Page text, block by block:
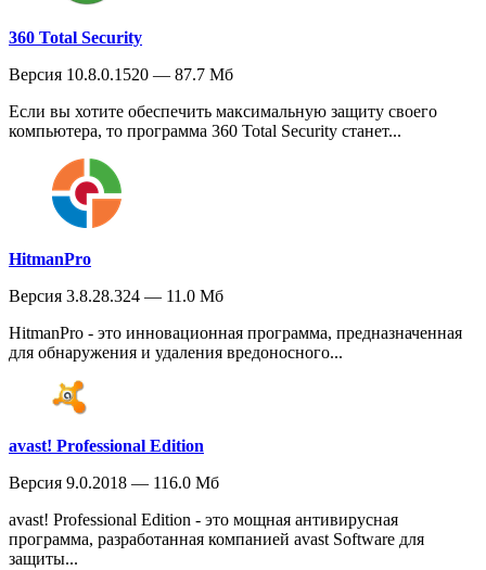
360 Total Security
Версия 10.8.0.1520 — 87.7 Мб
Если вы хотите обеспечить максимальную защиту своего
компьютера, то программа 360 Total Security станет...
HitmanPro
Версия 3.8.28.324 — 11.0 Мб
HitmanPro - это инновационная программа, предназначенная
для обнаружения и удаления вредоносного...
avast! Professional Edition
Версия 9.0.2018 — 116.0 Мб
avast! Professional Edition - это мощная антивирусная
программа, разработанная компанией avast Software для
защиты...